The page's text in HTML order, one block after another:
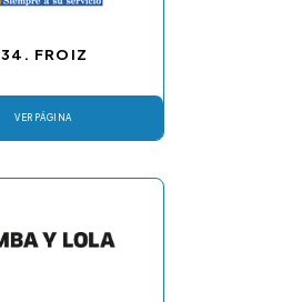
VER PÁGINA
34. FROIZ